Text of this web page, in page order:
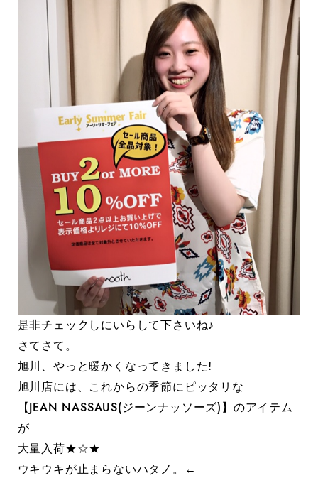
是非チェックしにいらして下さいね♪
さてさて。
旭川、やっと暖かくなってきました!
旭川店には、これからの季節にピッタリな
【JEAN NASSAUS(ジーンナッソーズ)】のアイテム
が
大量入荷★☆★
ウキウキが止まらないハタノ。←